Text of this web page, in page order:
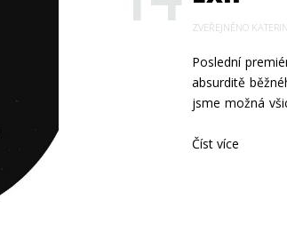
ZVEŘEJNĚNO
Poslední
absurditě
jsme možná
Číst více